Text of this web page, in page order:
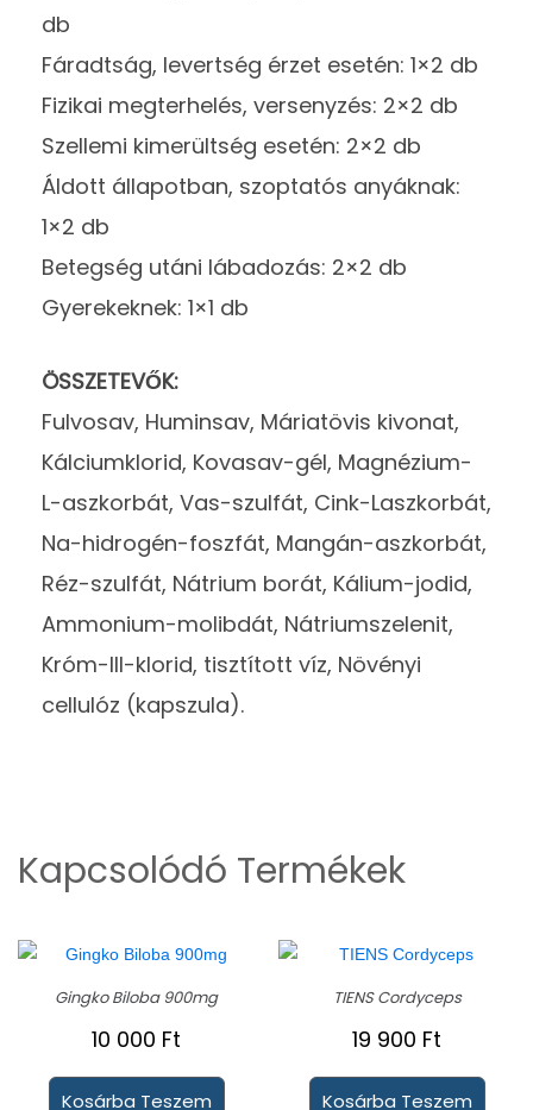
db
Fáradtság, levertség érzet esetén: 1×2 db
Fizikai megterhelés, versenyzés: 2×2 db
Szellemi kimerültség esetén: 2×2 db
Áldott állapotban, szoptatós anyáknak:
1×2 db
Betegség utáni lábadozás: 2×2 db
Gyerekeknek: 1×1 db
ÖSSZETEVŐK:
Fulvosav, Huminsav, Máriatövis kivonat,
Kálciumklorid, Kovasav-gél, Magnézium-
L-aszkorbát, Vas-szulfát, Cink-Laszkorbát,
Na-hidrogén-foszfát, Mangán-aszkorbát,
Réz-szulfát, Nátrium borát, Kálium-jodid,
Ammonium-molibdát, Nátriumszelenit,
Króm-III-klorid, tisztított víz, Növényi
cellulóz (kapszula).
Kapcsolódó Termékek
Gingko Biloba 900mg
10 000 Ft
Kosárba Teszem
TIENS Cordyceps
19 900 Ft
Kosárba Teszem